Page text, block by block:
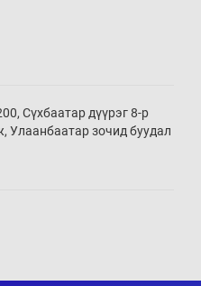
мин
Сүхбаатар дүүрэг 8-р
Улаанбаатар зочид буудал